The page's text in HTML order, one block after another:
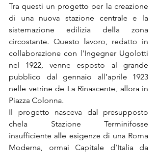
Tra questi un progetto per la creazione
di una nuova stazione centrale e la
sistemazione edilizia della zona
circostante. Questo lavoro, redatto in
collaborazione con l’Ingegner Ugolotti
nel 1922, venne esposto al grande
pubblico dal gennaio all’aprile 1923
nelle vetrine de La Rinascente, allora in
Piazza Colonna.
Il progetto nasceva dal presupposto
chela Stazione Terminifosse
insufficiente alle esigenze di una Roma
Moderna, ormai Capitale d’Italia da